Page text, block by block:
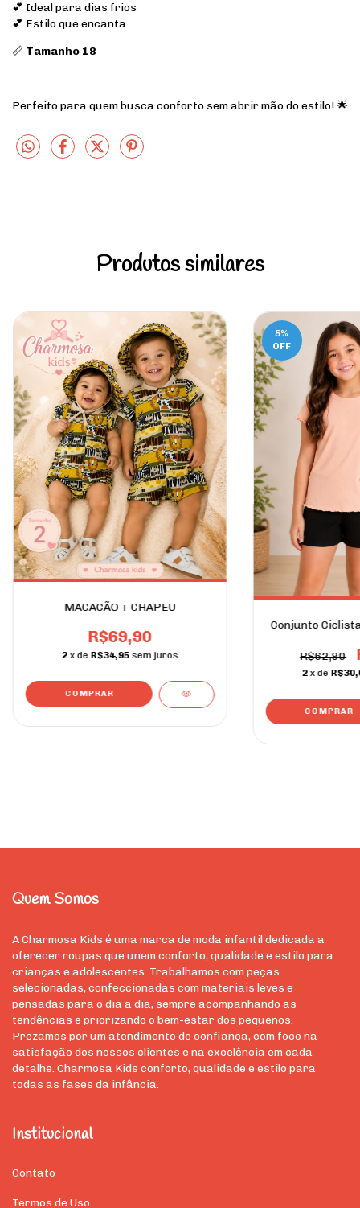
💕 Ideal para dias frios
💕 Estilo que encanta
📏 Tamanho 18
Perfeito para quem busca conforto sem abrir mão do estilo! 🌟
Produtos similares
MACACÃO + CHAPEU
R$69,90
2 x de R$34,95 sem juros
COMPRAR
5%
OFF
Conjunto
R$62,90
2 x de
COMPRAR
Quem Somos
A Charmosa Kids é uma marca de moda infantil dedicada a
oferecer roupas que unem conforto, qualidade e estilo para
crianças e adolescentes. Trabalhamos com peças
selecionadas, confeccionadas com materiais leves e
pensadas para o dia a dia, sempre acompanhando as
tendências e priorizando o bem-estar dos pequenos.
Prezamos por um atendimento de confiança, com foco na
satisfação dos nossos clientes e na excelência em cada
detalhe. Charmosa Kids conforto, qualidade e estilo para
todas as fases da infância.
Institucional
Contato
Termos de Uso